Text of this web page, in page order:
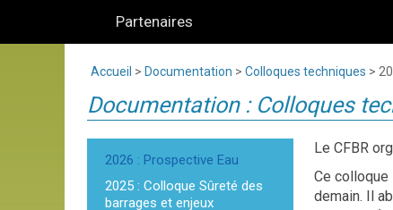
Partenaires
Accueil > Documentation > Colloques techniques >
Documentation : Colloques
2026 : Prospective Eau
2025 : Colloque Sûreté des
barrages et enjeux
Le CFBR
Ce colloque
demain. Il